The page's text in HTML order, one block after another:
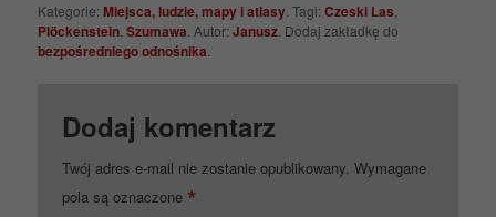
Kategorie: Miejsca, ludzie, mapy i atlasy . Tagi:Czeski Las
Plöckenstein ,Szumawa . Autor:Janusz . Dodaj zakładkę do
bezpośredniego odnośnika
Dodaj komentarz
Twój adres e-mail nie zostanie opublikowany. Wymagane
pola są oznaczone *